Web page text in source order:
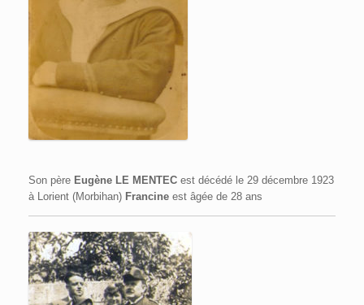
Son père Eugène LE MENTEC est décédé le 29 décembre 1923
à Lorient (Morbihan) Francine est âgée de 28 ans